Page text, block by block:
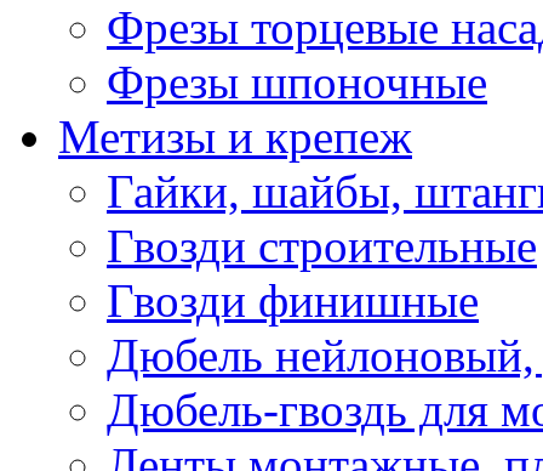
Фрезы торцевые
Фрезы шпоночные
Метизы и крепеж
Гайки, шайбы,
Гвозди строительные
Гвозди финишные
Дюбель нейлоновый,
Дюбель-гвоздь для